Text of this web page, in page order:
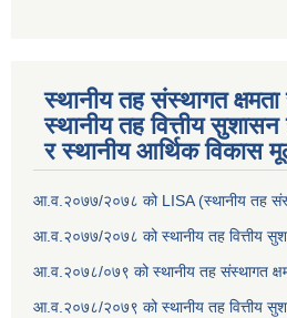
स्थानीय तह संस्थागत
स्थानीय तह वित्तीय
र स्थानीय आर्थिक विकास
आ.व.२०७७/२०७८ को LISA (स्थानीय तह
आ.व.२०७७/२०७८ को स्थानीय तह वित्तीय
आ.व.२०७८/०७९ को स्थानीय तह संस्थागत
आ.व.२०७८/२०७९ को स्थानीय तह वित्तीय